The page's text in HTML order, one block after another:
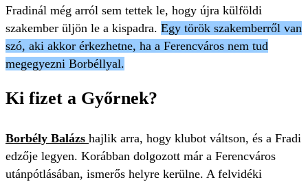
Fradinál még arról sem tettek le, hogy újra külföldi
szakember üljön le a kispadra. Egy török szakemberről van
szó, aki akkor érkezhetne, ha a Ferencváros nem tud
megegyezni Borbéllyal.
Ki fizet a Győrnek?
Borbély Balázs hajlik arra, hogy klubot váltson, és a Fradi
edzője legyen. Korábban dolgozott már a Ferencváros
utánpótlásában, ismerős helyre kerülne. A felvidéki